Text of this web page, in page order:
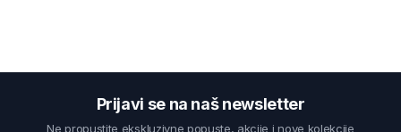
Prijavi se na naš newsletter
Ne propustite ekskluzivne popuste, akcije i nove kolekcije